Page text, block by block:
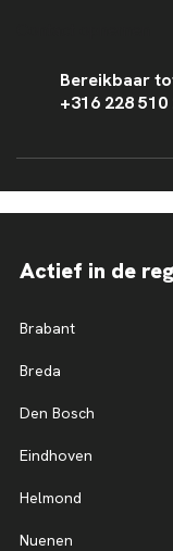
Bereikbaar
+316 228 510
Actief in de
Brabant
Breda
Den Bosch
Eindhoven
Helmond
Nuenen